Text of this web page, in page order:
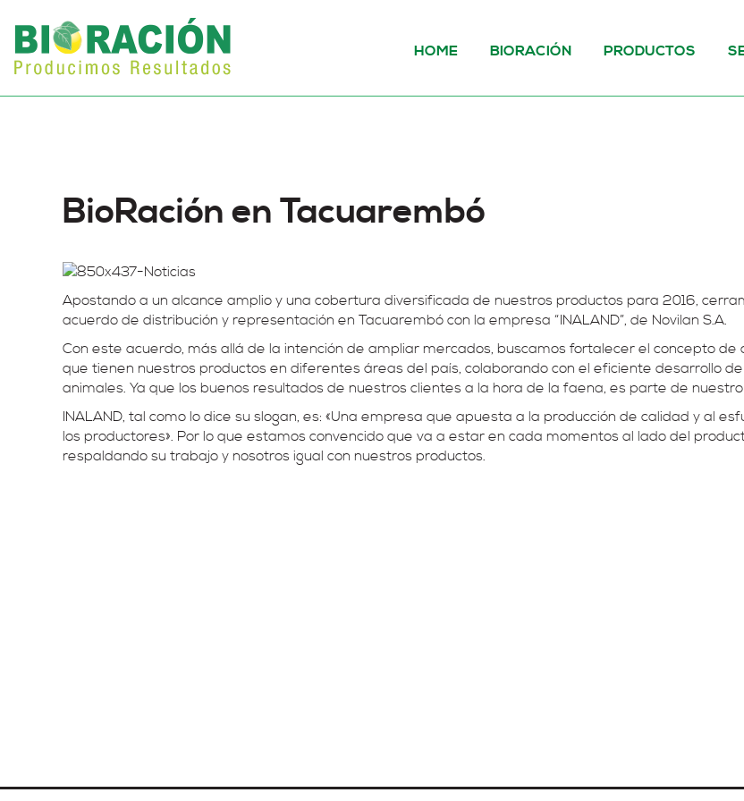
HOME BIORACIÓN PRODUCTOS
BioRación en Tacuarembó
Apostando a un alcance amplio y una cobertura diversificada de nuestros productos para 2016,
acuerdo de distribución y representación en Tacuarembó con la empresa “INALAND”, de Novilan S.A.
Con este acuerdo, más allá de la intención de ampliar mercados, buscamos fortalecer el concepto de
que tienen nuestros productos en diferentes áreas del país, colaborando con el eficiente desarrollo de
animales. Ya que los buenos resultados de nuestros clientes a la hora de la faena, es parte de
INALAND, tal como lo dice su slogan, es: «Una empresa que apuesta a la producción de calidad y al
los productores». Por lo que estamos convencido que va a estar en cada momentos al lado del
respaldando su trabajo y nosotros igual con nuestros productos.